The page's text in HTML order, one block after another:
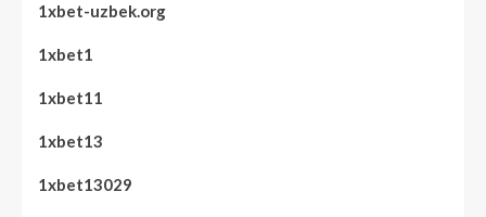
1xbet-uzbek.org
1xbet1
1xbet11
1xbet13
1xbet13029